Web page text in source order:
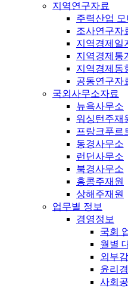
지역연구자료
주력산업
조사연구자
지역경제일
지역경제통
지역경제동
공동연구자
국외사무소자료
뉴욕사무소
워싱턴주재
프랑크푸르
동경사무소
런던사무소
북경사무소
홍콩주재원
상해주재원
업무별 정보
경영정보
국회
월별
외부
윤리
사회